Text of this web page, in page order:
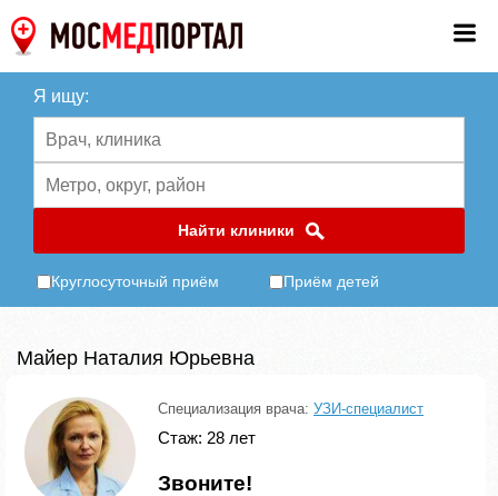
Я ищу:
Найти клиники
Круглосуточный приём Приём детей
Майер Наталия Юрьевна
Специализация врача: УЗИ-специалист
Стаж: 28 лет
Звоните!